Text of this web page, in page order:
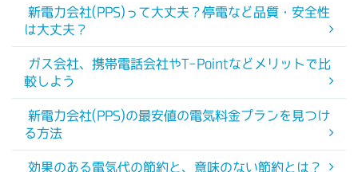
新電力会社(PPS)って大丈夫？停電など品質・安全性
は大丈夫？
ガス会社、携帯電話会社やT-Pointなどメリットで比
較しよう
新電力会社(PPS)の最安値の電気料金プランを見つけ
る方法
効果のある電気代の節約と、意味のない節約とは？